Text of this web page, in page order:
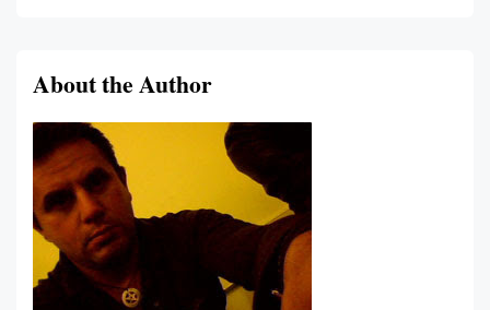
About the Author